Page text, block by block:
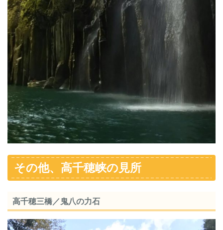
その他、高千穂峡の見所
高千穂三橋／鬼八の力石